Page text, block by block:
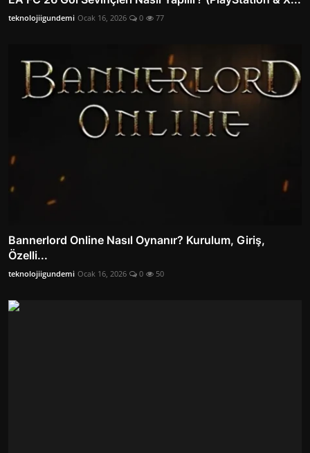
teknolojiigundemi Ocak 16, 2026 0 77
Bannerlord Online Nasıl Oynanır? Kurulum, Giriş,
Özelli...
teknolojiigundemi Ocak 16, 2026 0 50